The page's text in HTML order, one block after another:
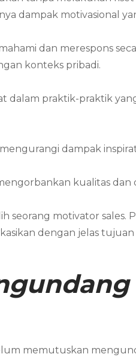
dampak motivasional
dan merespons
konteks pribadi.
dalam praktik-praktik
dampak
kualitas dan
motivator sales.
dengan jelas tujuan
memutuskan